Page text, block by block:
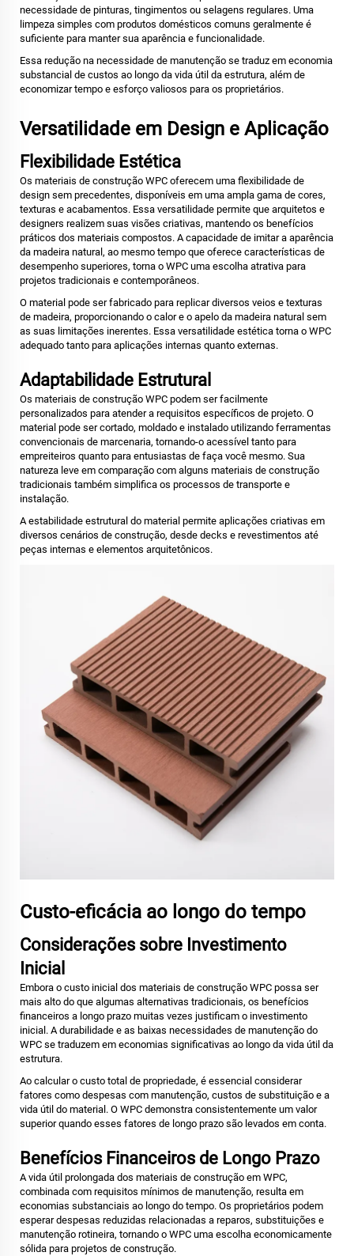
necessidade de pinturas, tingimentos ou selagens regulares. Uma
limpeza simples com produtos domésticos comuns geralmente é
suficiente para manter sua aparência e funcionalidade.
Essa redução na necessidade de manutenção se traduz em economia
substancial de custos ao longo da vida útil da estrutura, além de
economizar tempo e esforço valiosos para os proprietários.
Versatilidade em Design e Aplicação
Flexibilidade Estética
Os materiais de construção WPC oferecem uma flexibilidade de
design sem precedentes, disponíveis em uma ampla gama de cores,
texturas e acabamentos. Essa versatilidade permite que arquitetos e
designers realizem suas visões criativas, mantendo os benefícios
práticos dos materiais compostos. A capacidade de imitar a aparência
da madeira natural, ao mesmo tempo que oferece características de
desempenho superiores, torna o WPC uma escolha atrativa para
projetos tradicionais e contemporâneos.
O material pode ser fabricado para replicar diversos veios e texturas
de madeira, proporcionando o calor e o apelo da madeira natural sem
as suas limitações inerentes. Essa versatilidade estética torna o WPC
adequado tanto para aplicações internas quanto externas.
Adaptabilidade Estrutural
Os materiais de construção WPC podem ser facilmente
personalizados para atender a requisitos específicos de projeto. O
material pode ser cortado, moldado e instalado utilizando ferramentas
convencionais de marcenaria, tornando-o acessível tanto para
empreiteiros quanto para entusiastas de faça você mesmo. Sua
natureza leve em comparação com alguns materiais de construção
tradicionais também simplifica os processos de transporte e
instalação.
A estabilidade estrutural do material permite aplicações criativas em
diversos cenários de construção, desde decks e revestimentos até
peças internas e elementos arquitetônicos.
Custo-eficácia ao longo do tempo
Considerações sobre Investimento
Inicial
Embora o custo inicial dos materiais de construção WPC possa ser
mais alto do que algumas alternativas tradicionais, os benefícios
financeiros a longo prazo muitas vezes justificam o investimento
inicial. A durabilidade e as baixas necessidades de manutenção do
WPC se traduzem em economias significativas ao longo da vida útil da
estrutura.
Ao calcular o custo total de propriedade, é essencial considerar
fatores como despesas com manutenção, custos de substituição e a
vida útil do material. O WPC demonstra consistentemente um valor
superior quando esses fatores de longo prazo são levados em conta.
Benefícios Financeiros de Longo Prazo
A vida útil prolongada dos materiais de construção em WPC,
combinada com requisitos mínimos de manutenção, resulta em
economias substanciais ao longo do tempo. Os proprietários podem
esperar despesas reduzidas relacionadas a reparos, substituições e
manutenção rotineira, tornando o WPC uma escolha economicamente
sólida para projetos de construção.